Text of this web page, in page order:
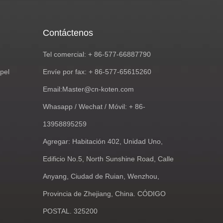
Contáctenos
Tel comercial: + 86-577-66887790
Envíe por fax: + 86-577-65615260
Email:Master@cn-koten.com
Whasapp / Wechat / Móvil: + 86-
13958895259
Agregar: Habitación 402, Unidad Uno,
Edificio No.5, North Sunshine Road, Calle
Anyang, Ciudad de Ruian, Wenzhou,
Provincia de Zhejiang, China. CÓDIGO
POSTAL. 325200